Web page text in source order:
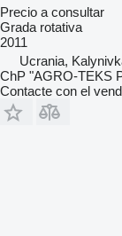
Precio a consultar
Grada rotativa
2011
Ucrania,
ChP "AGRO-TEKS
Contacte con el